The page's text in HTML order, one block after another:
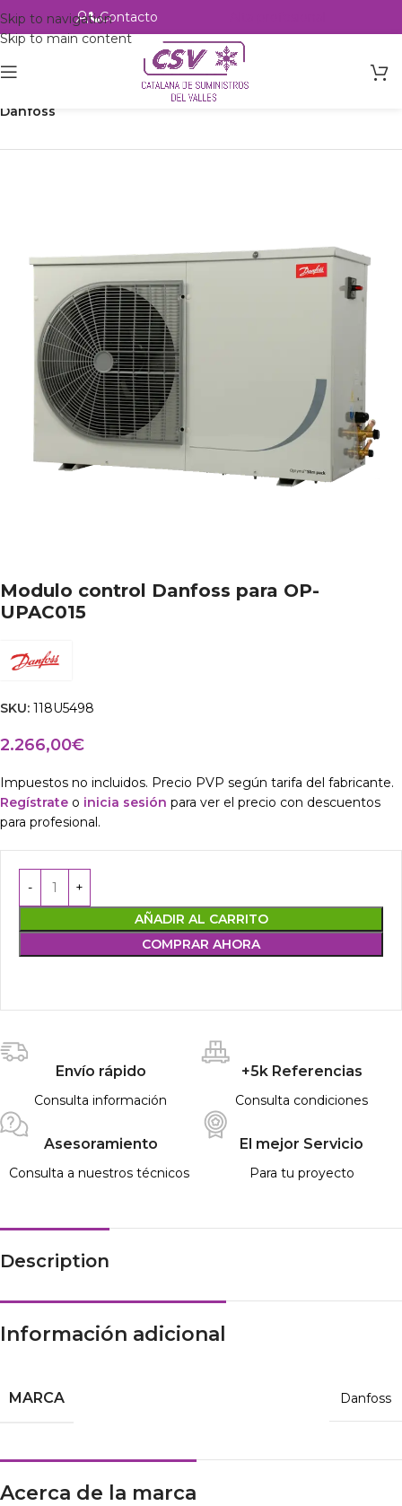
Skip to navigation
Skip to main content
Contacto
Refrigeración Unidades Condensadoras
Danfoss
Modulo control Danfoss para OP-
UPAC015
SKU: 118U5498
2.266,00€
Impuestos no incluidos. Precio PVP según tarifa del fabricante.
Regístrate o inicia sesión para ver el precio con descuentos
para profesional.
AÑADIR AL CARRITO
COMPRAR AHORA
Envío rápido
Consulta información
+5k Referencias
Consulta condiciones
Asesoramiento
Consulta a nuestros técnicos
El mejor Servicio
Para tu proyecto
Description
Información adicional
MARCA Danfoss
Acerca de la marca